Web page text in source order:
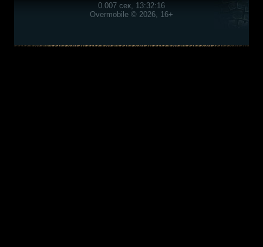
0.007 сек, 13:32:16
Overmobile © 2026, 16+